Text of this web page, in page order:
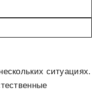
ситуациях.